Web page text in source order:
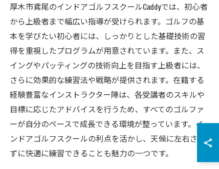
厚木市鳶尾のインドアゴルフスクールCaddyでは、初心者
から上級者まで幅広い指導が受けられます。ゴルフの基
本を学びたい初心者には、しっかりとした基礎技術の習
得を重視したプログラムが用意されています。また、ス
イングやパッティングの技術向上を目指す上級者には、
さらに効果的な練習法や戦略が提供されます。在籍する
経験豊富なインストラクター陣は、各受講者のスキルや
目標に応じたアドバイスを行うため、すべてのゴルファ
ーが自分のペースで成長できる環境が整っています。イ
ンドアゴルフスクールの利点を活かし、天候に左右され
ずに快適に練習できることも魅力の一つです。